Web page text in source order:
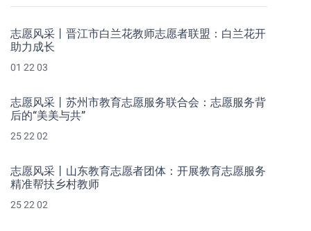
志愿风采丨晋江市白兰花教师志愿者联盟：白兰花开
助力成长
01 22 03
志愿风采丨苏州市教育志愿服务联合会：志愿服务背
后的“美美与共”
25 22 02
志愿风采丨山东教育志愿者团体：开展教育志愿服务
精准帮扶乡村教师
25 22 02